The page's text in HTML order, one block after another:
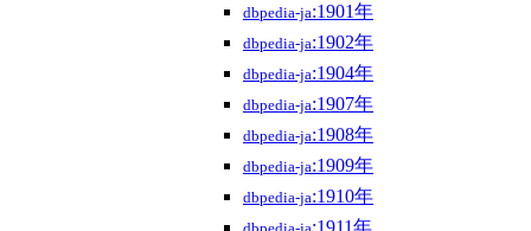
dbpedia-ja:1901年
dbpedia-ja:1902年
dbpedia-ja:1904年
dbpedia-ja:1907年
dbpedia-ja:1908年
dbpedia-ja:1909年
dbpedia-ja:1910年